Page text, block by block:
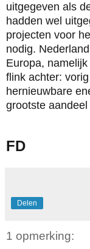
uitgegeven als
hadden wel
projecten voor
nodig.
Europa,
flink achter:
hernieuwbare
grootste
FD
Delen
1 opmerking: